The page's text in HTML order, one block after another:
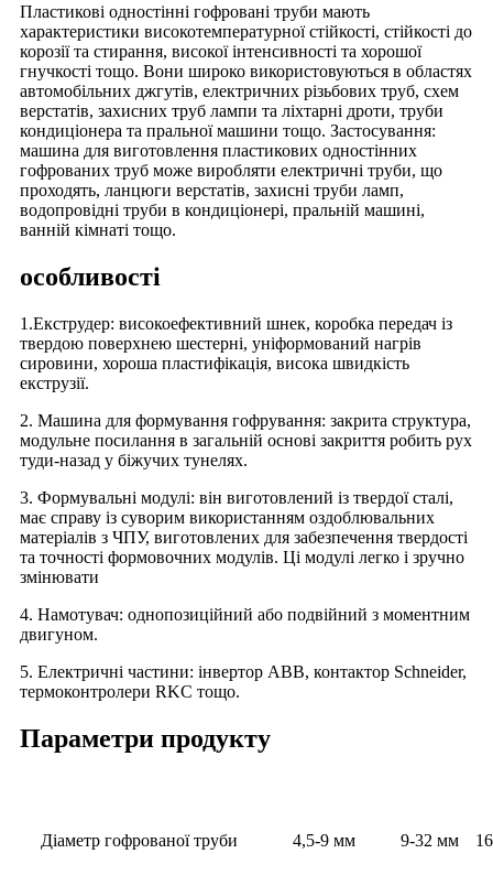
Пластикові одностінні гофровані труби мають
характеристики високотемпературної стійкості, стійкості до
корозії та стирання, високої інтенсивності та хорошої
гнучкості тощо. Вони широко використовуються в областях
автомобільних джгутів, електричних різьбових труб, схем
верстатів, захисних труб лампи та ліхтарні дроти, труби
кондиціонера та пральної машини тощо. Застосування:
машина для виготовлення пластикових одностінних
гофрованих труб може виробляти електричні труби, що
проходять, ланцюги верстатів, захисні труби ламп,
водопровідні труби в кондиціонері, пральній машині,
ванній кімнаті тощо.
особливості
1.Екструдер: високоефективний шнек, коробка передач із
твердою поверхнею шестерні, уніформований нагрів
сировини, хороша пластифікація, висока швидкість
екструзії.
2. Машина для формування гофрування: закрита структура,
модульне посилання в загальній основі закриття робить рух
туди-назад у біжучих тунелях.
3. Формувальні модулі: він виготовлений із твердої сталі,
має справу із суворим використанням оздоблювальних
матеріалів з ЧПУ, виготовлених для забезпечення твердості
та точності формовочних модулів. Ці модулі легко і зручно
змінювати
4. Намотувач: однопозиційний або подвійний з моментним
двигуном.
5. Електричні частини: інвертор ABB, контактор Schneider,
термоконтролери RKC тощо.
Параметри продукту
Діаметр гофрованої труби 4,5-9 мм 9-32 мм